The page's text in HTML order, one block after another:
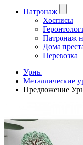
Патронаж
Хосписы
Патронаж
Дома
Перевозка
Урны
Металлические
Предложение